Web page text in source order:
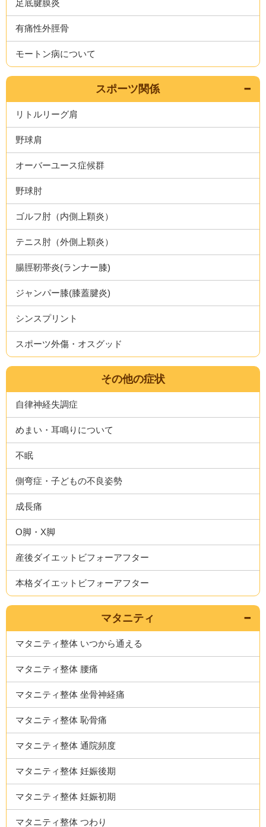
足底腱膜炎
有痛性外脛骨
モートン病について
スポーツ関係
リトルリーグ肩
野球肩
オーバーユース症候群
野球肘
ゴルフ肘（内側上顆炎）
テニス肘（外側上顆炎）
腸脛靭帯炎(ランナー膝)
ジャンパー膝(膝蓋腱炎)
シンスプリント
スポーツ外傷・オスグッド
その他の症状
自律神経失調症
めまい・耳鳴りについて
不眠
側弯症・子どもの不良姿勢
成長痛
O脚・X脚
産後ダイエットビフォーアフター
本格ダイエットビフォーアフター
マタニティ
マタニティ整体 いつから通える
マタニティ整体 腰痛
マタニティ整体 坐骨神経痛
マタニティ整体 恥骨痛
マタニティ整体 通院頻度
マタニティ整体 妊娠後期
マタニティ整体 妊娠初期
マタニティ整体 つわり